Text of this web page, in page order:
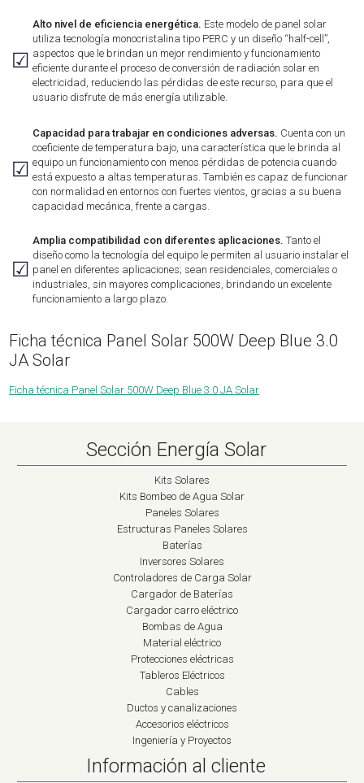
☑
Alto nivel de eficiencia energética. Este modelo de panel solar
utiliza tecnología monocristalina tipo PERC y un diseño “half-cell”,
aspectos que le brindan un mejor rendimiento y funcionamiento
eficiente durante el proceso de conversión de radiación solar en
electricidad, reduciendo las pérdidas de este recurso, para que el
usuario disfrute de más energía utilizable.
☑
Capacidad para trabajar en condiciones adversas. Cuenta con un
coeficiente de temperatura bajo, una característica que le brinda al
equipo un funcionamiento con menos pérdidas de potencia cuando
está expuesto a altas temperaturas. También es capaz de funcionar
con normalidad en entornos con fuertes vientos, gracias a su buena
capacidad mecánica, frente a cargas.
☑
Amplia compatibilidad con diferentes aplicaciones.Tanto el
diseño como la tecnología del equipo le permiten al usuario instalar el
panel en diferentes aplicaciones; sean residenciales, comerciales o
industriales, sin mayores complicaciones, brindando un excelente
funcionamiento a largo plazo.
Ficha técnica Panel Solar 500W Deep Blue 3.0
JA Solar
Ficha técnica Panel Solar 500W Deep Blue 3.0 JA Solar
Sección Energía Solar
Kits Solares
Kits Bombeo de Agua Solar
Paneles Solares
Estructuras Paneles Solares
Baterías
Inversores Solares
Controladores de Carga Solar
Cargador de Baterías
Cargador carro eléctrico
Bombas de Agua
Material eléctrico
Protecciones eléctricas
Tableros Eléctricos
Cables
Ductos y canalizaciones
Accesorios eléctricos
Ingeniería y Proyectos
Información al cliente